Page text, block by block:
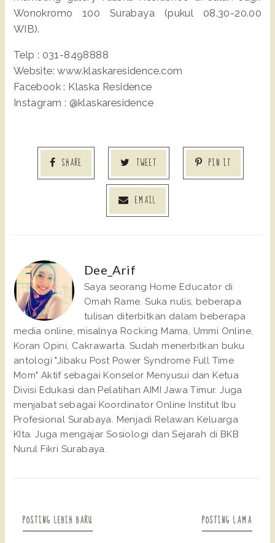
Wonokromo 100 Surabaya (pukul 08.30-20.00
WIB).
Telp : 031-8498888
Website: www.klaskaresidence.com
Facebook : Klaska Residence
Instagram : @klaskaresidence
SHARE TWEET PIN IT
EMAIL
Dee_Arif
Saya seorang Home Educator di
Omah Rame. Suka nulis, beberapa
tulisan diterbitkan dalam beberapa
media online, misalnya Rocking Mama, Ummi Online,
Koran Opini, Cakrawarta. Sudah menerbitkan buku
antologi "Jibaku Post Power Syndrome Full Time
Mom" Aktif sebagai Konselor Menyusui dan Ketua
Divisi Edukasi dan Pelatihan AIMI Jawa Timur. Juga
menjabat sebagai Koordinator Online Institut Ibu
Profesional Surabaya. Menjadi Relawan Keluarga
KIta. Juga mengajar Sosiologi dan Sejarah di BKB
Nurul Fikri Surabaya.
POSTING LEBIH BARU POSTING LAMA